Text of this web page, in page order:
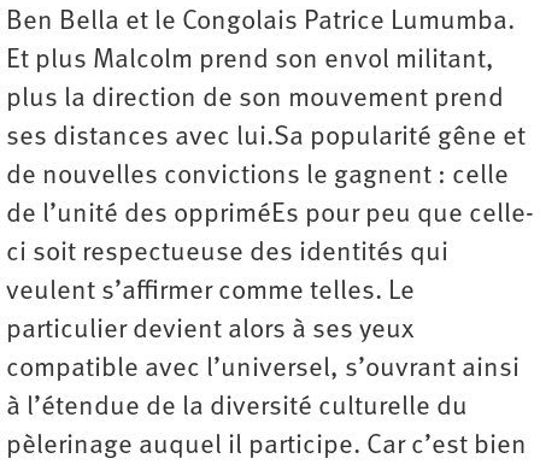
Ben Bella et le Congolais Patrice Lumumba.
Et plus Malcolm prend son envol militant,
plus la direction de son mouvement prend
ses distances avec lui.Sa popularité gêne et
de nouvelles convictions le gagnent : celle
de l’unité des oppriméEs pour peu que celle-
ci soit respectueuse des identités qui
veulent s’affirmer comme telles. Le
particulier devient alors à ses yeux
compatible avec l’universel, s’ouvrant ainsi
à l’étendue de la diversité culturelle du
pèlerinage auquel il participe. Car c’est bien